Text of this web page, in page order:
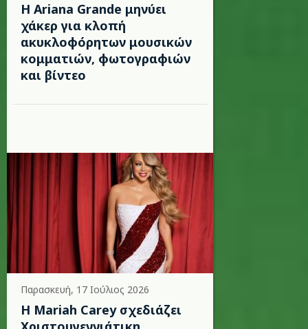
Η Ariana Grande μηνύει
χάκερ για κλοπή
ακυκλοφόρητων μουσικών
κομματιών, φωτογραφιών
και βίντεο
Παρασκευή, 17 Ιούλιος 2026
Η Mariah Carey σχεδιάζει